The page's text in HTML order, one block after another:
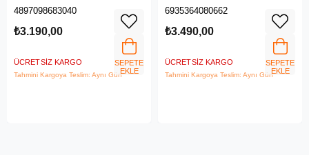
6 ROUTER
4897098683040
₺3.190,00
ÜCRETSIZ KARGO
Tahmini Kargoya Teslim: Aynı Gün
SEPETE
EKLE
4G/3G SIM Yuvası, Kablosuz 4G
6935364080662
₺3.490,00
ÜCRETSIZ KARGO
Tahmini Kargoya Teslim: Aynı Gün
SEPETE
EKLE